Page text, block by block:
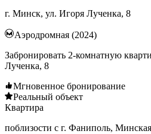
г. Минск, ул. Игоря Лученка, 8
Аэродромная (2024)
Забронировать 2-комнатную
Лученка, 8
Мгновенное бронирование
Реальный объект
Квартира
поблизости с г. Фаниполь,